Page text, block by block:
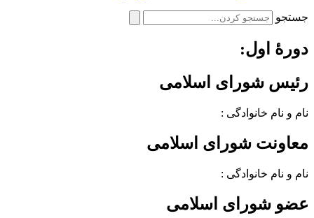
جستجو
دورهٔ اول:
رئیس شورای اسلامی
نام و نام خانوادگی :
معاونت شورای اسلامی
نام و نام خانوادگی :
عضو شورای اسلامی